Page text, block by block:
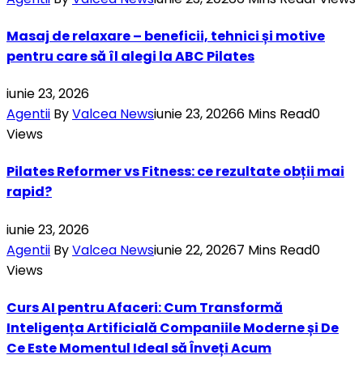
Masaj de relaxare – beneficii, tehnici și motive
pentru care să îl alegi la ABC Pilates
iunie 23, 2026
Agentii ByValcea Newsiunie 23, 20266 Mins Read0
Views
Pilates Reformer vs Fitness: ce rezultate obții mai
rapid?
iunie 23, 2026
Agentii ByValcea Newsiunie 22, 20267 Mins Read0
Views
Curs AI pentru Afaceri: Cum Transformă
Inteligența Artificială Companiile Moderne și De
Ce Este Momentul Ideal să Înveți Acum